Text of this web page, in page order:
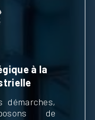
à la
démarches,
de